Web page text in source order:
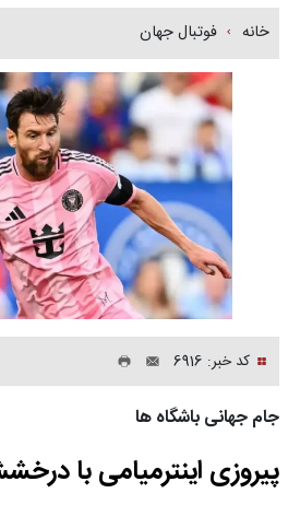
خانه فوتبال جهان
کد خبر: 6916
جام جهانی باشگاه ها
پیروزی اینترمیامی با